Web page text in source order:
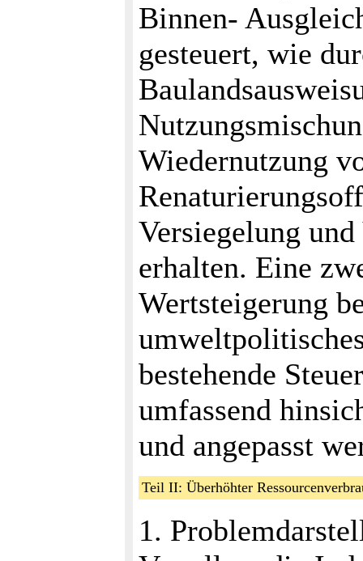
Binnen-
gesteuert, wie
Wiedernutzung
Versiegelung
erhalten. Eine
Wertsteigerung
bestehende
umfassend
und angepasst
Teil II: Überhöhter
1.